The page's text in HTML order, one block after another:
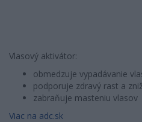
Vlasový aktivátor:
obmedzuje vypadávanie
podporuje zdravý rast a
zabraňuje masteniu vlasov
Viac na adc.sk